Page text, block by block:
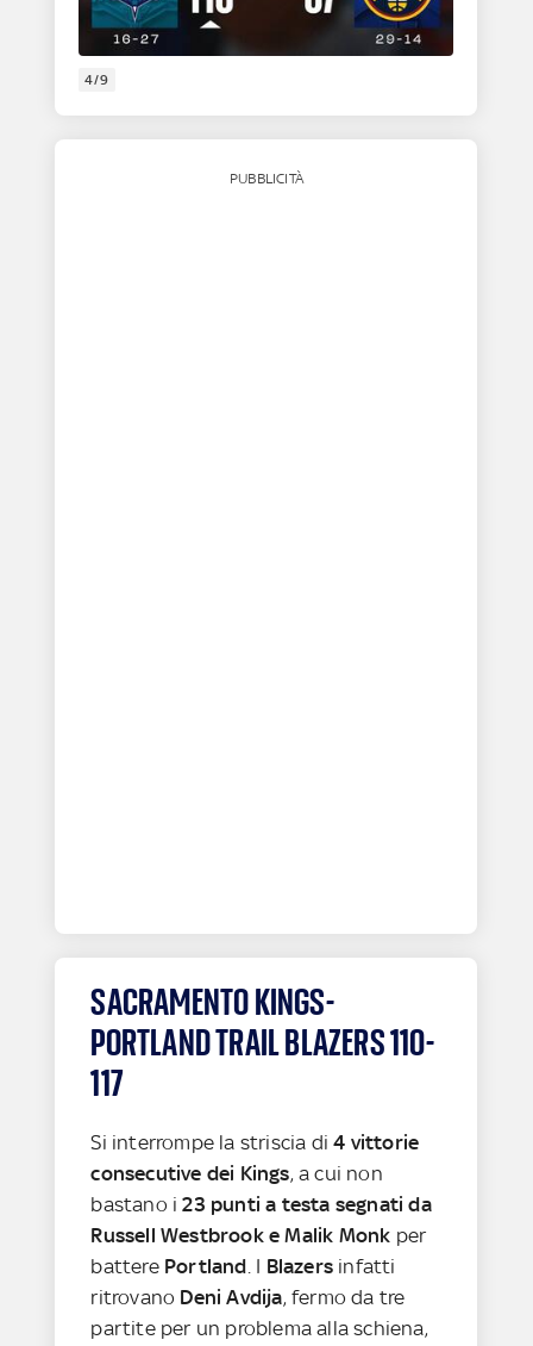
4/9
PUBBLICITÀ
SACRAMENTO KINGS-
PORTLAND TRAIL BLAZERS 110-
117
Si interrompe la striscia di4 vittorie
consecutive dei Kings, a cui non
bastano i23 punti a testa segnati da
Russell Westbrook e Malik Monk per
batterePortland . I Blazersinfatti
ritrovano Deni Avdija, fermo da tre
partite per un problema alla schiena,